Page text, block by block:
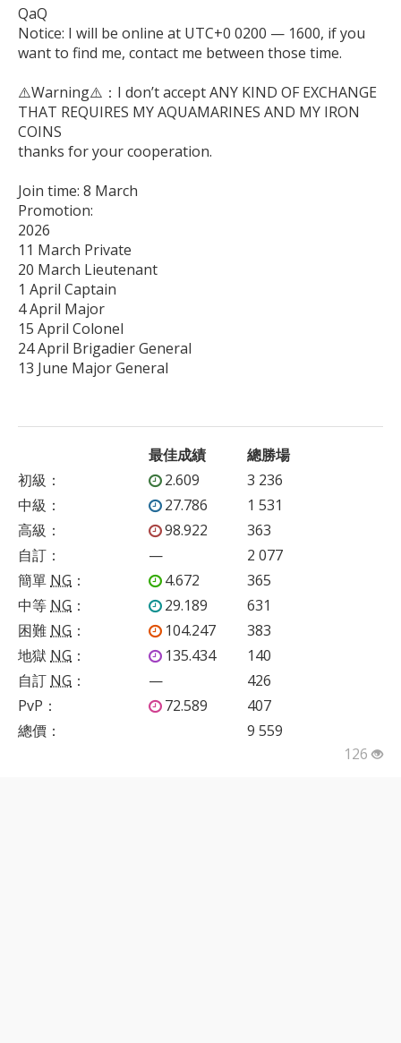
QaQ
Notice: I will be online at UTC+0 0200 — 1600, if you
want to find me, contact me between those time.
⚠️Warning⚠️：I don’t accept ANY KIND OF EXCHANGE
THAT REQUIRES MY AQUAMARINES AND MY IRON
COINS
thanks for your cooperation.
Join time: 8 March
Promotion:
2026
11 March Private
20 March Lieutenant
1 April Captain
4 April Major
15 April Colonel
24 April Brigadier General
最佳成績
總勝場
初級 ： 2.609
3 236
中級 ： 27.786
1 531
高級 ： 98.922
363
自訂 ： —
2 077
簡單 NG ： 4.672
365
中等 NG ： 29.189
631
困難 NG ： 104.247
383
地獄 NG ： 135.434
140
自訂 NG ： —
426
PvP ： 72.589
407
總價：
9 559
126